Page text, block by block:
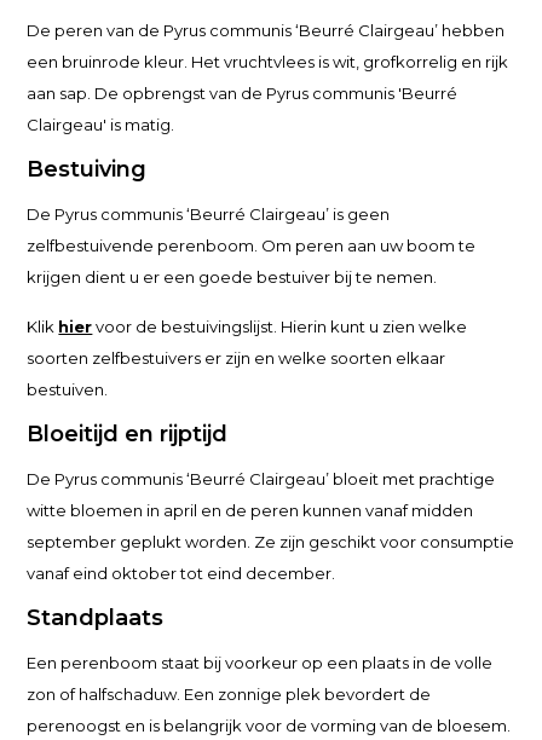
De peren van de Pyrus communis ‘Beurré Clairgeau’ hebben
een bruinrode kleur. Het vruchtvlees is wit, grofkorrelig en rijk
aan sap. De opbrengst van de Pyrus communis 'Beurré
Clairgeau' is matig.
Bestuiving
De Pyrus communis ‘Beurré Clairgeau’ is geen
zelfbestuivende perenboom. Om peren aan uw boom te
krijgen dient u er een goede bestuiver bij te nemen.
Klik hiervoor de bestuivingslijst. Hierin kunt u zien welke
soorten zelfbestuivers er zijn en welke soorten elkaar
bestuiven.
Bloeitijd en rijptijd
De Pyrus communis ‘Beurré Clairgeau’ bloeit met prachtige
witte bloemen in april en de peren kunnen vanaf midden
september geplukt worden. Ze zijn geschikt voor consumptie
vanaf eind oktober tot eind december.
Standplaats
Een perenboom staat bij voorkeur op een plaats in de volle
zon of halfschaduw. Een zonnige plek bevordert de
perenoogst en is belangrijk voor de vorming van de bloesem.